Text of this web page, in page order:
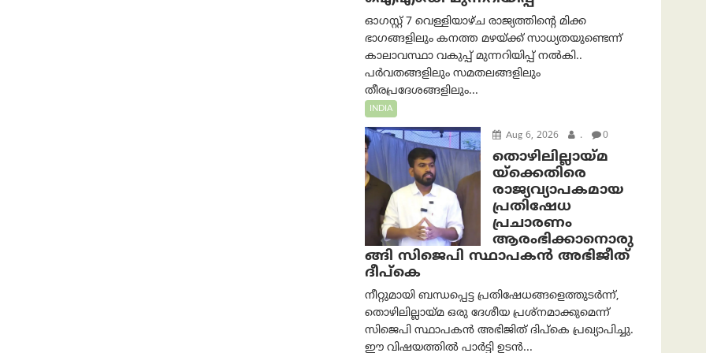
ഓഗസ്റ്റ് 7 വെള്ളിയാഴ്ച രാജ്യത്തിന്റെ മിക്ക
ഭാഗങ്ങളിലും കനത്ത മഴയ്ക്ക് സാധ്യതയുണ്ടെന്ന്
കാലാവസ്ഥാ വകുപ്പ് മുന്നറിയിപ്പ് നൽകി..
പർവതങ്ങളിലും സമതലങ്ങളിലും
തീരപ്രദേശങ്ങളിലും...
INDIA
Aug 6, 2026 . 0
തൊഴിലില്ലായ്മ
യ്ക്കെതിരെ
രാജ്യവ്യാപകമായ
പ്രതിഷേധ
പ്രചാരണം
ആരംഭിക്കാനൊരു
ങ്ങി സിജെപി സ്ഥാപകന്‍ അഭിജീത്
ദീപ്കെ
നീറ്റുമായി ബന്ധപ്പെട്ട പ്രതിഷേധങ്ങളെത്തുടർന്ന്,
തൊഴിലില്ലായ്മ ഒരു ദേശീയ പ്രശ്നമാക്കുമെന്ന്
സിജെപി സ്ഥാപകൻ അഭിജിത് ദിപ്കെ പ്രഖ്യാപിച്ചു.
ഈ വിഷയത്തിൽ പാർട്ടി ഉടൻ...